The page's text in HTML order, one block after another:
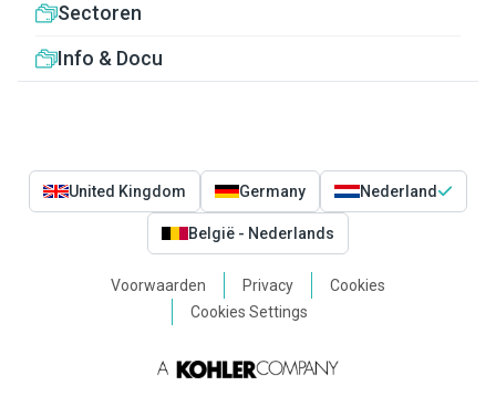
Sectoren
Info & Docu
United Kingdom Germany Nederland
België - Nederlands
Voorwaarden Privacy
Cookies
Cookies Settings